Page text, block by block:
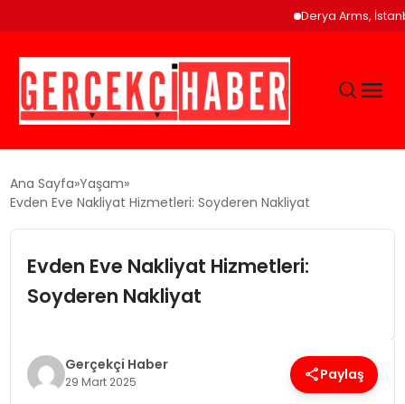
Derya Arms, İstanbul
GÜNCEL
EĞITIM
EKONOMI
SAĞLIK
Ana Sayfa Yaşam
Evden Eve Nakliyat Hizmetleri: Soyderen Nakliyat
Evden Eve Nakliyat Hizmetleri:
Soyderen Nakliyat
Gerçekçi Haber
29 Mart 2025 Paylaş